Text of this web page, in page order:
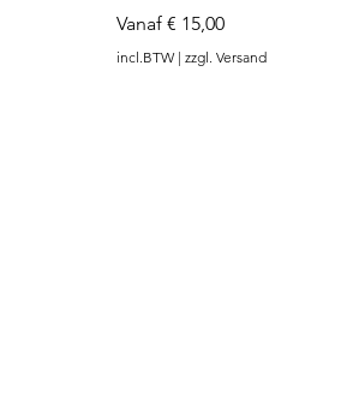
Vanaf € 15,00
Verkoopprijs
incl.BTW | zzgl. Versand